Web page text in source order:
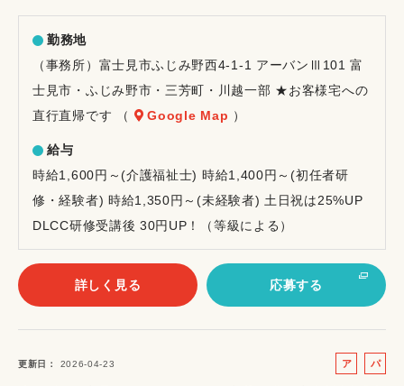
勤務地
（事務所）富士見市ふじみ野西4-1-1 アーバンⅢ101 富
士見市・ふじみ野市・三芳町・川越一部 ★お客様宅への
直行直帰です （
Google Map ）
給与
時給1,600円～(介護福祉士) 時給1,400円～(初任者研
修・経験者) 時給1,350円～(未経験者) 土日祝は25%UP
DLCC研修受講後 30円UP！（等級による）
詳しく見る 応募する
更新日 2026-04-23
ア
パ